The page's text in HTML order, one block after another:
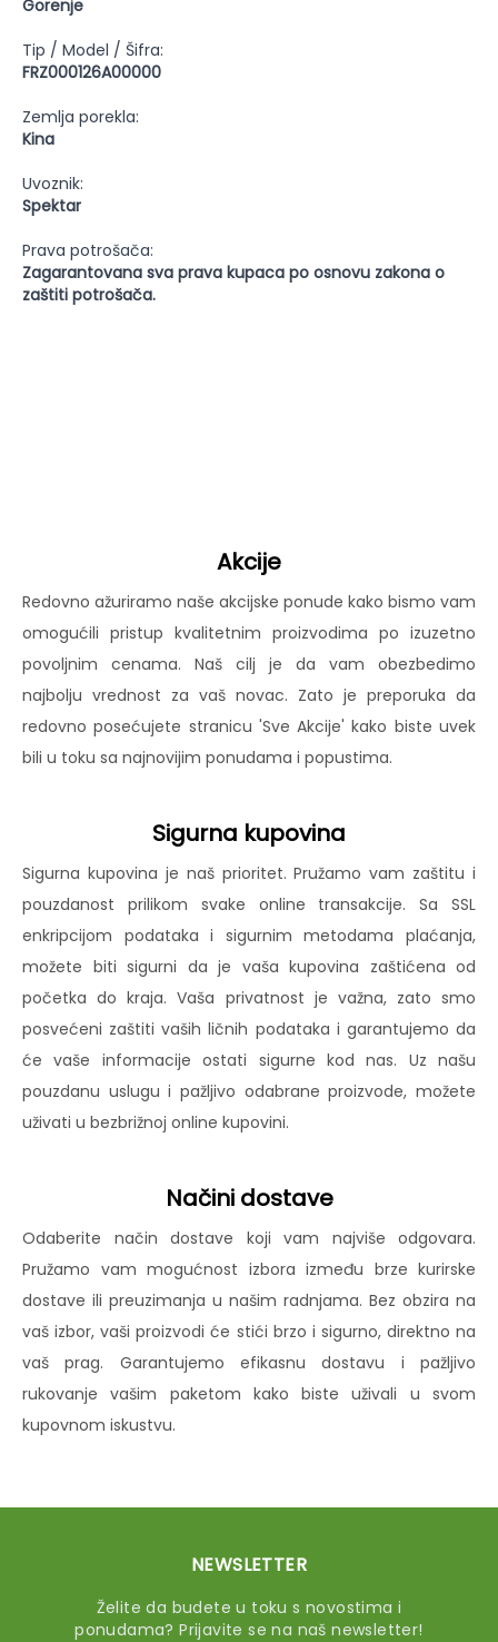
Gorenje
Tip / Model / Šifra:
FRZ000126A00000
Zemlja porekla:
Kina
Uvoznik:
Spektar
Prava potrošača:
Zagarantovana sva prava kupaca po osnovu zakona o
zaštiti potrošača.
Akcije
Redovno ažuriramo naše akcijske ponude kako bismo vam
omogućili pristup kvalitetnim proizvodima po izuzetno
povoljnim cenama. Naš cilj je da vam obezbedimo
najbolju vrednost za vaš novac. Zato je preporuka da
redovno posećujete stranicu 'Sve Akcije' kako biste uvek
bili u toku sa najnovijim ponudama i popustima.
Sigurna kupovina
Sigurna kupovina je naš prioritet. Pružamo vam zaštitu i
pouzdanost prilikom svake online transakcije. Sa SSL
enkripcijom podataka i sigurnim metodama plaćanja,
možete biti sigurni da je vaša kupovina zaštićena od
početka do kraja. Vaša privatnost je važna, zato smo
posvećeni zaštiti vaših ličnih podataka i garantujemo da
će vaše informacije ostati sigurne kod nas. Uz našu
pouzdanu uslugu i pažljivo odabrane proizvode, možete
uživati u bezbrižnoj online kupovini.
Načini dostave
Odaberite način dostave koji vam najviše odgovara.
Pružamo vam mogućnost izbora između brze kurirske
dostave ili preuzimanja u našim radnjama. Bez obzira na
vaš izbor, vaši proizvodi će stići brzo i sigurno, direktno na
vaš prag. Garantujemo efikasnu dostavu i pažljivo
rukovanje vašim paketom kako biste uživali u svom
kupovnom iskustvu.
NEWSLETTER
Želite da budete u toku s novostima i
ponudama? Prijavite se na naš newsletter!